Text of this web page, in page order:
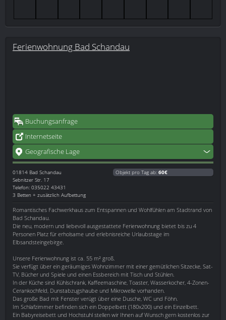
Ferienwohnung Bad Schandau
Buchungsanfrage
Internetseite
Geografische Lage
01814 Bad Schandau
Sebnitzer Str. 17
Telefon: 035022 43431
3 Betten + zusätzlich Aufbettung
Objekt pro Tag ab: 60€
Romantisches Fachwerkhaus zum Entspannen und Wohlfühlen am Stadtrand von
Bad Schandau.
Die neu, modern und liebevoll ausgestattete Ferienwohnung bietet bis zu 4
Personen Platz für erholsame und erlebnisreiche Urlaubstage im
Elbsandsteingebirge.
Unsere Ferienwohnung ist ca. 55 m² groß.
Sie verfügt über ein geräumiges Wohnzimmer mit einer gemütlichen Sitzecke, Sat-
TV, Bücher und Spiele und einen Essbereich mit Tisch und Stühlen.
In der Küche sind Kühlschrank, Kaffeemaschine, Toaster, Wasserkocher, 4-Zonen-
Cerankochfeld, Dunstabzugshaube und Mikrowelle vorhanden.
Das große Bad mit Fenster verügt über eine Dusche, WC und Föhn.
Im Schlafzimmer befinden sich ein Doppelbett (180x200) und ein Einzelbett.
Ein Babyreisebett und Hochstuhl stellen wir Ihnen auf Wunsch gern kostenlos zur